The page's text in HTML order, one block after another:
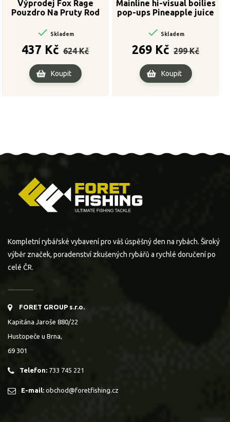
Výprodej Fox Rage
Pouzdro Na Pruty Rod
 Skladem
437 Kč
cena
624 Kč
Koupit
Mainline hi-visual boilies
pop-ups Pineapple juice
 Skladem
269 Kč
cena
299 Kč
Koupit
Kompletní rybářské vybavení pro váš úspěšný den na rybách. Široký
výběr značek, poradenství zkušených rybářů a rychlé doručení po
celé ČR.
FORET GROUP s.r.o.
Kapitána Jaroše 880/22
Hustopeče u Brna,
69 301
Telefon: 733 745 221
E-mail: obchod@foretfishing.cz